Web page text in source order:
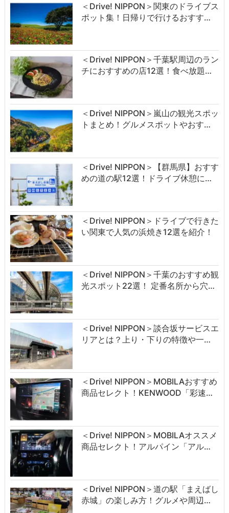
＜Drive! NIPPON＞関東のドライブス
ポット集！日帰りで行けるおすす…
＜Drive! NIPPON＞千葉駅周辺のラン
チにおすすめの店12選！食べ放題…
＜Drive! NIPPON＞嵐山の観光スポッ
トまとめ！グルメスポットやおす…
＜Drive! NIPPON＞【群馬県】おすす
めの道の駅12選！ドライブ休憩に…
＜Drive! NIPPON＞ドライブで行きた
い関東で人気の浜焼き12選を紹介！
＜Drive! NIPPON＞千葉のおすすめ観
光スポット22選！ 定番名所から穴…
＜Drive! NIPPON＞談合坂サービスエ
リアとは？上り・下りの特徴や一…
＜Drive! NIPPON＞MOBILAおすすめ
商品セレクト！KENWOOD「彩速…
＜Drive! NIPPON＞MOBILAオススメ
商品セレクト！アルパイン「アル…
＜Drive! NIPPON＞道の駅「まえばし
赤城」の楽しみ方！グルメや周辺…